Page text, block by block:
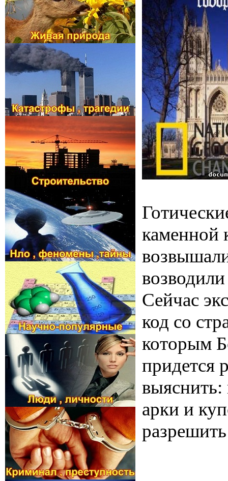
каменной
Сейчас
код со
которым
придется
выяснить:
арки и